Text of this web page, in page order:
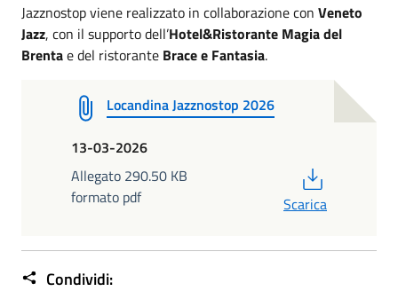
Jazznostop viene realizzato in collaborazione con Veneto
Jazz, con il supporto dell’Hotel&Ristorante Magia del
Brentae del ristorante Brace e Fantasia.
Locandina Jazznostop 2026
13-03-2026
Allegato 290.50 KB
formato pdf
Scarica
Condividi: